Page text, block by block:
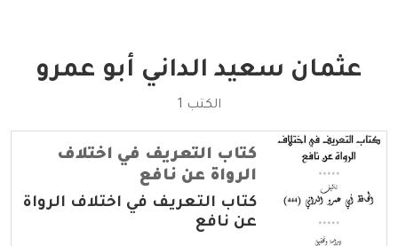
عثمان سعيد الداني أبو عمرو
الكتب 1
كتاب التعريف في اختلاف
الرواة عن نافع
كتاب التعريف في اختلاف الرواة
عن نافع